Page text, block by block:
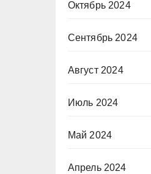
Октябрь 2024
Сентябрь 2024
Август 2024
Июль 2024
Май 2024
Апрель 2024